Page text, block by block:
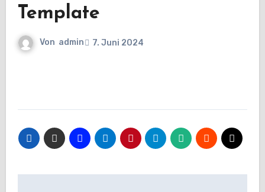
Template
Von admin 7. Juni 2024